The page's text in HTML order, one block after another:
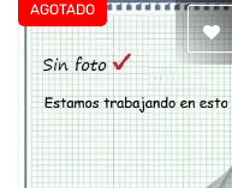
AGOTADO